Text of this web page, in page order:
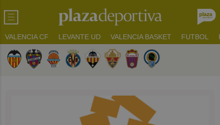
VALENCIA CF LEVANTE UD VALENCIA BASKET FUTBOL